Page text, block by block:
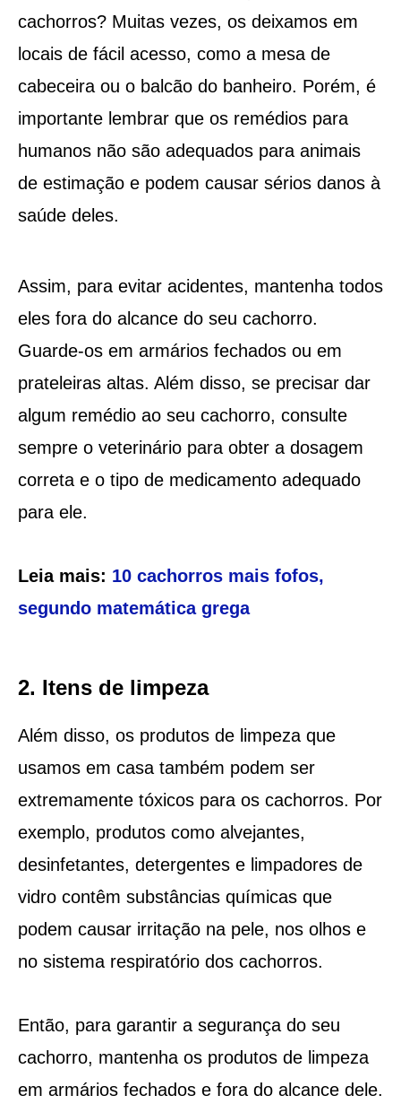
cachorros? Muitas vezes, os deixamos em
locais de fácil acesso, como a mesa de
cabeceira ou o balcão do banheiro. Porém, é
importante lembrar que os remédios para
humanos não são adequados para animais
de estimação e podem causar sérios danos à
saúde deles.
Assim, para evitar acidentes, mantenha todos
eles fora do alcance do seu cachorro.
Guarde-os em armários fechados ou em
prateleiras altas. Além disso, se precisar dar
algum remédio ao seu cachorro, consulte
sempre o veterinário para obter a dosagem
correta e o tipo de medicamento adequado
para ele.
Leia mais: 10 cachorros mais fofos,
segundo matemática grega
2. Itens de limpeza
Além disso, os produtos de limpeza que
usamos em casa também podem ser
extremamente tóxicos para os cachorros. Por
exemplo, produtos como alvejantes,
desinfetantes, detergentes e limpadores de
vidro contêm substâncias químicas que
podem causar irritação na pele, nos olhos e
no sistema respiratório dos cachorros.
Então, para garantir a segurança do seu
cachorro, mantenha os produtos de limpeza
em armários fechados e fora do alcance dele.